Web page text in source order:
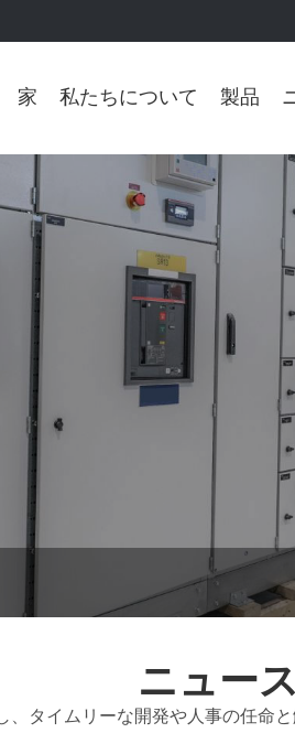
家 私たちについて 製品
ニュース
タイムリーな開発や人事の任命と